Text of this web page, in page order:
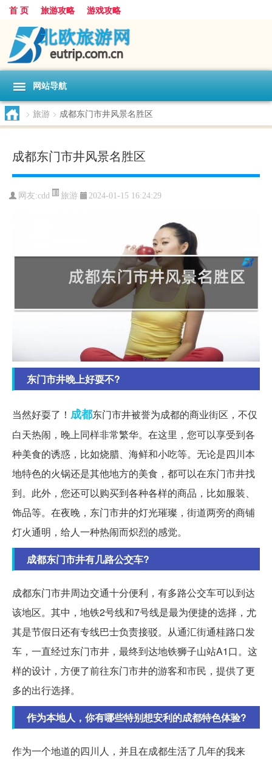
首 页 旅游攻略 游戏攻略
网站导航
> 旅游 > 成都东门市井风景名胜区
成都东门市井风景名胜区
网友:cdd 旅游 2024-01-15 16:24:29
东门市井晚上好耍不?
当然好耍了！ 成都东门市井被誉为成都的商业街区，不仅
白天热闹，晚上同样非常繁华。在这里，您可以享受到各
种美食的诱惑，比如烧腊、海鲜和小吃等。无论是四川本
地特色的火锅还是其他地方的美食，都可以在东门市井找
到。此外，您还可以购买到各种各样的商品，比如服装、
饰品等。在夜晚，东门市井的灯光璀璨，街道两旁的商铺
灯火通明，给人一种热闹而炽烈的感觉。
成都东门市井有几路公交车?
成都东门市井周边交通十分便利，有多路公交车可以到达
该地区。其中，地铁2号线和7号线是最为便捷的选择，尤
其是节假日还有专线巴士负责接驳。从通汇街通桂路口发
车，一直经过东门市井，最终到达地铁狮子山站A1口。这
样的设计，方便了前往东门市井的游客和市民，提供了更
多的出行选择。
作为本地人，你有哪些特别想安利的成都特色体验?
作为一个地道的四川人，并且在成都生活了几年的我来